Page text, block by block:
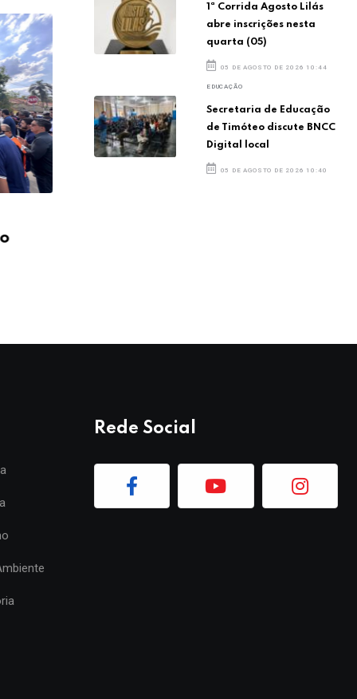
1ª Corrida Agosto Lilás
abre inscrições nesta
quarta (05)
05 DE AGOSTO DE 2026 10:44
EDUCAÇÃO
Secretaria de Educação
de Timóteo discute BNCC
Digital local
05 DE AGOSTO DE 2026 10:40
Rede Social